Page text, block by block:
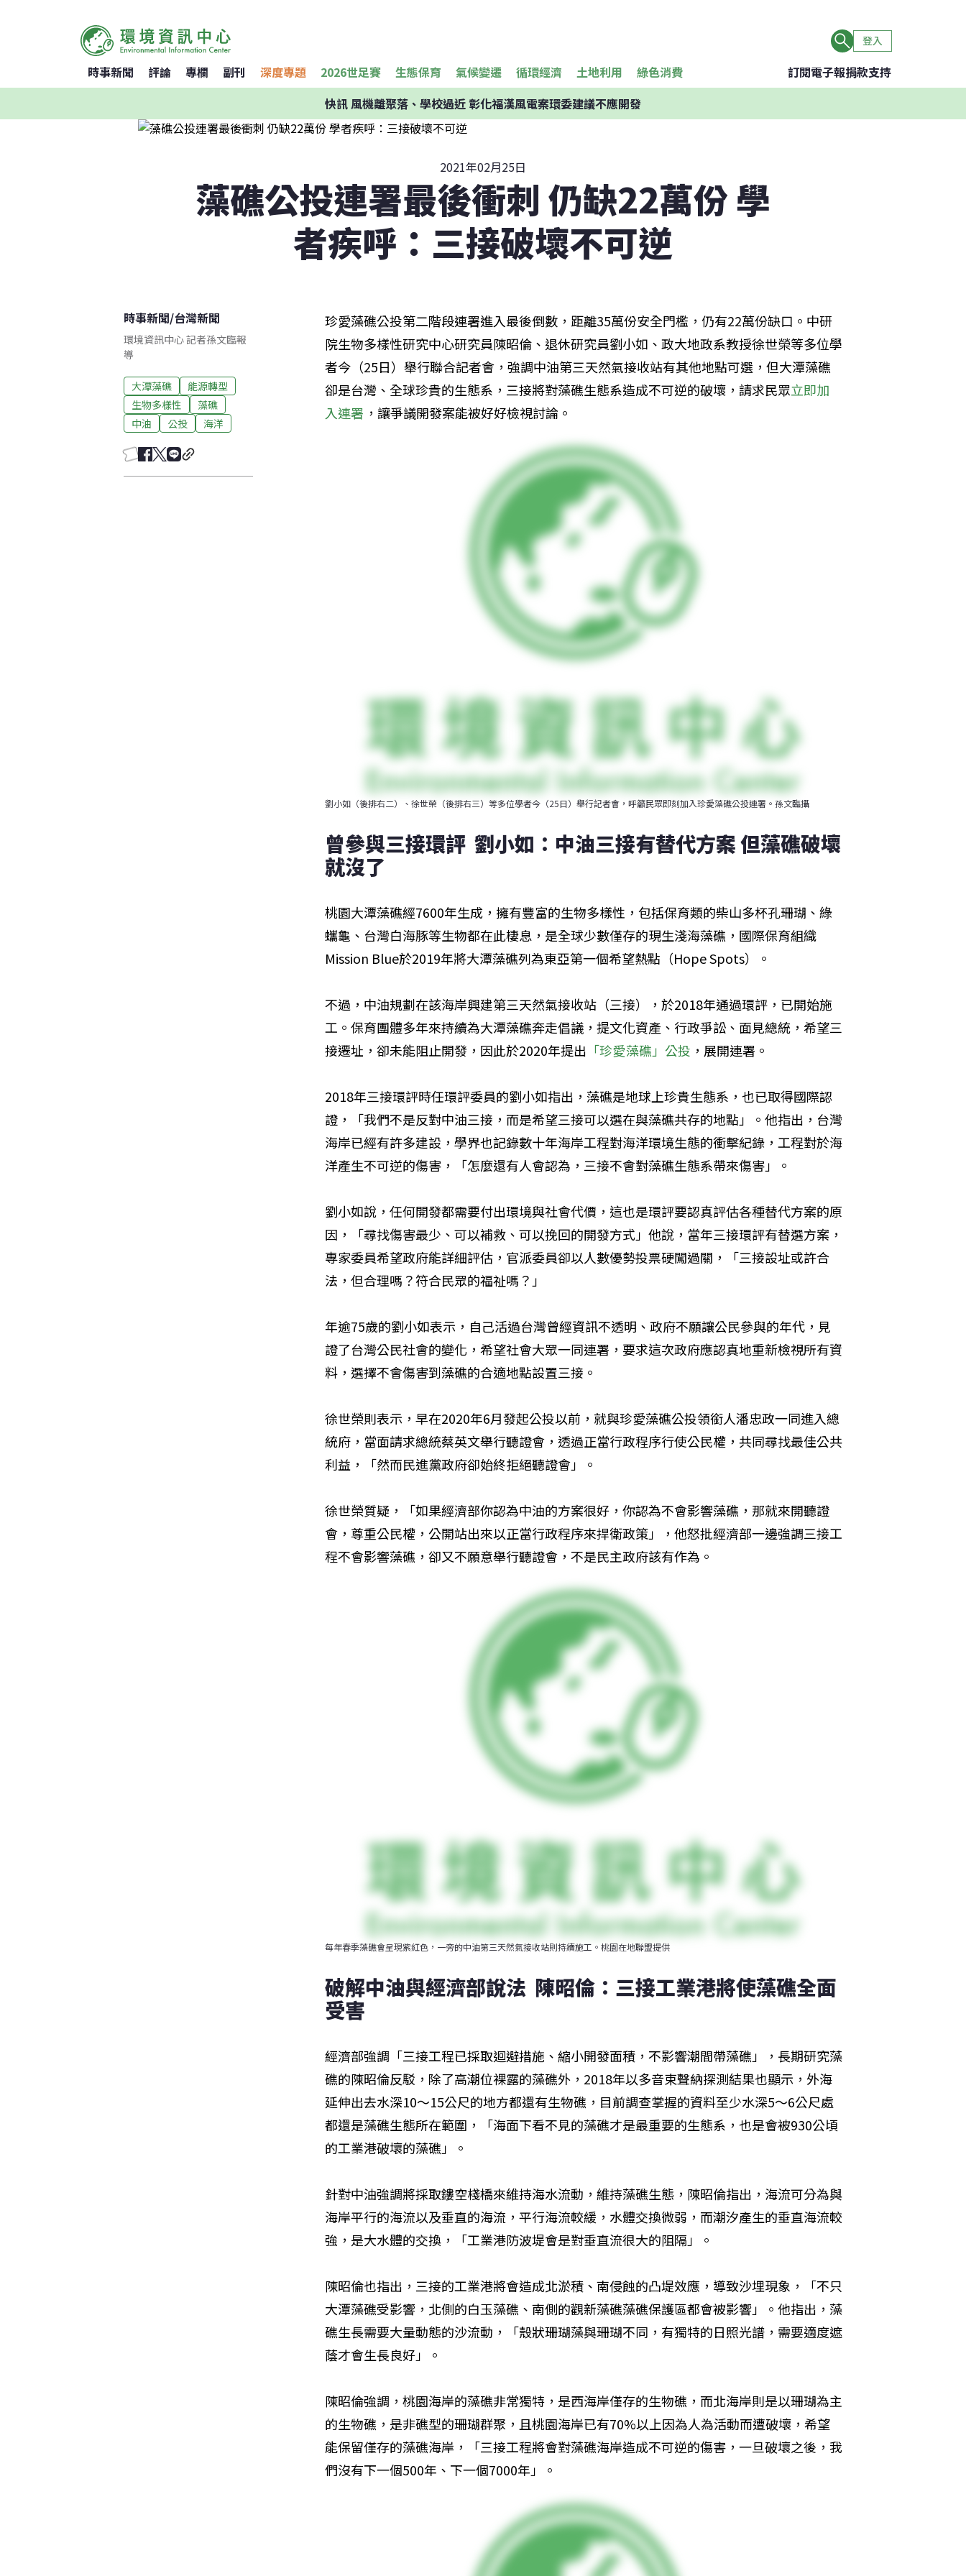
登入
時事新聞 評論 專欄 副刊 深度專題 2026世足賽 生態保育 氣候變遷 循環經濟 土地利用 綠色消費 訂閱電子報捐款支持
快訊風機離聚落、學校過近 彰化福漢風電案環委建議不應開發
2021年02月25日
藻礁公投連署最後衝刺 仍缺22萬份 學
者疾呼：三接破壞不可逆
時事新聞/台灣新聞
環境資訊中心 記者孫文臨報
導
大潭藻礁
能源轉型
生物多樣性
藻礁
中油
公投 海洋
珍愛藻礁公投第二階段連署進入最後倒數，距離35萬份安全門檻，仍有22萬份缺口。中研
院生物多樣性研究中心研究員陳昭倫、退休研究員劉小如、政大地政系教授徐世榮等多位學
者今（25日）舉行聯合記者會，強調中油第三天然氣接收站有其他地點可選，但大潭藻礁
卻是台灣、全球珍貴的生態系，三接將對藻礁生態系造成不可逆的破壞，請求民眾立即加
入連署 ，讓爭議開發案能被好好檢視討論。
劉小如（後排右二）、徐世榮（後排右三）等多位學者今（25日）舉行記者會，呼籲民眾即刻加入珍愛藻礁公投連署。孫文臨攝
曾參與三接環評  劉小如：中油三接有替代方案 但藻礁破壞
就沒了
桃園大潭藻礁經7600年生成，擁有豐富的生物多樣性，包括保育類的柴山多杯孔珊瑚、綠
蠵龜、台灣白海豚等生物都在此棲息，是全球少數僅存的現生淺海藻礁，國際保育組織
Mission Blue於2019年將大潭藻礁列為東亞第一個希望熱點（Hope Spots）。
不過，中油規劃在該海岸興建第三天然氣接收站（三接），於2018年通過環評，已開始施
工。保育團體多年來持續為大潭藻礁奔走倡議，提文化資產、行政爭訟、面見總統，希望三
接遷址，卻未能阻止開發，因此於2020年提出 「珍愛藻礁」公投 ，展開連署。
2018年三接環評時任環評委員的劉小如指出，藻礁是地球上珍貴生態系，也已取得國際認
證，「我們不是反對中油三接，而是希望三接可以選在與藻礁共存的地點」。他指出，台灣
海岸已經有許多建設，學界也記錄數十年海岸工程對海洋環境生態的衝擊紀錄，工程對於海
洋產生不可逆的傷害，「怎麼還有人會認為，三接不會對藻礁生態系帶來傷害」。
劉小如說，任何開發都需要付出環境與社會代價，這也是環評要認真評估各種替代方案的原
因，「尋找傷害最少、可以補救、可以挽回的開發方式」他說，當年三接環評有替選方案，
專家委員希望政府能詳細評估，官派委員卻以人數優勢投票硬闖過關，「三接設址或許合
法，但合理嗎？符合民眾的福祉嗎？」
年逾75歲的劉小如表示，自己活過台灣曾經資訊不透明、政府不願讓公民參與的年代，見
證了台灣公民社會的變化，希望社會大眾一同連署，要求這次政府應認真地重新檢視所有資
料，選擇不會傷害到藻礁的合適地點設置三接。
徐世榮則表示，早在2020年6月發起公投以前，就與珍愛藻礁公投領銜人潘忠政一同進入總
統府，當面請求總統蔡英文舉行聽證會，透過正當行政程序行使公民權，共同尋找最佳公共
利益，「然而民進黨政府卻始終拒絕聽證會」。
徐世榮質疑，「如果經濟部你認為中油的方案很好，你認為不會影響藻礁，那就來開聽證
會，尊重公民權，公開站出來以正當行政程序來捍衛政策」，他怒批經濟部一邊強調三接工
程不會影響藻礁，卻又不願意舉行聽證會，不是民主政府該有作為。
每年春季藻礁會呈現紫紅色，一旁的中油第三天然氣接收站則持續施工。桃園在地聯盟提供
破解中油與經濟部說法  陳昭倫：三接工業港將使藻礁全面
受害
經濟部強調「三接工程已採取迴避措施、縮小開發面積，不影響潮間帶藻礁」，長期研究藻
礁的陳昭倫反駁，除了高潮位裸露的藻礁外，2018年以多音束聲納探測結果也顯示，外海
延伸出去水深10～15公尺的地方都還有生物礁，目前調查掌握的資料至少水深5～6公尺處
都還是藻礁生態所在範圍，「海面下看不見的藻礁才是最重要的生態系，也是會被930公頃
的工業港破壞的藻礁」。
針對中油強調將採取鏤空棧橋來維持海水流動，維持藻礁生態，陳昭倫指出，海流可分為與
海岸平行的海流以及垂直的海流，平行海流較緩，水體交換微弱，而潮汐產生的垂直海流較
強，是大水體的交換，「工業港防波堤會是對垂直流很大的阻隔」。
陳昭倫也指出，三接的工業港將會造成北淤積、南侵蝕的凸堤效應，導致沙埋現象，「不只
大潭藻礁受影響，北側的白玉藻礁、南側的觀新藻礁藻礁保護區都會被影響」。他指出，藻
礁生長需要大量動態的沙流動，「殼狀珊瑚藻與珊瑚不同，有獨特的日照光譜，需要適度遮
蔭才會生長良好」。
陳昭倫強調，桃園海岸的藻礁非常獨特，是西海岸僅存的生物礁，而北海岸則是以珊瑚為主
的生物礁，是非礁型的珊瑚群聚，且桃園海岸已有70%以上因為人為活動而遭破壞，希望
能保留僅存的藻礁海岸，「三接工程將會對藻礁海岸造成不可逆的傷害，一旦破壞之後，我
們沒有下一個500年、下一個7000年」。